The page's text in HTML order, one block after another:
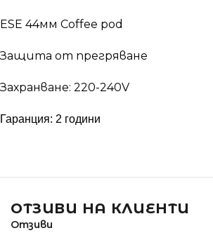
ESE 44мм Coffee pod
Защита от прегряване
Захранване: 220-240V
Гаранция: 2 години
ОТЗИВИ НА КЛИЕНТИ
Отзиви